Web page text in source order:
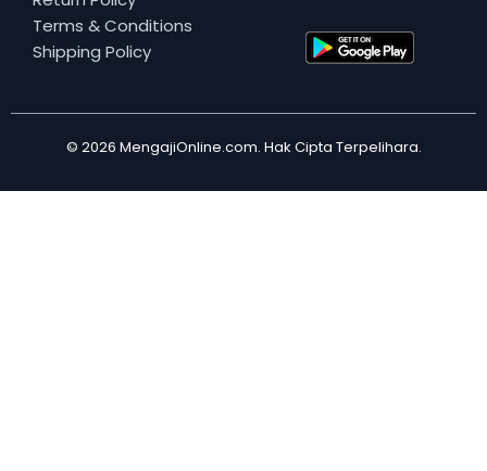
Terms & Conditions
Shipping Policy
© 2026 MengajiOnline.com. Hak Cipta Terpelihara.